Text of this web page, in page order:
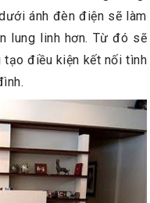
ánh đèn điện sẽ làm
lung linh hơn. Từ đó sẽ
tạo điều kiện kết nối tình